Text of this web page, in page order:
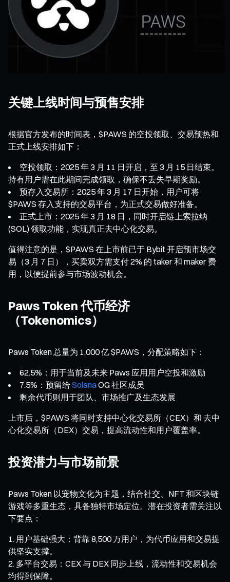
关键上线时间与预售安排
根据官方发布的时间表，$PAWS 的空投领取、交易预热和
正式上线安排如下：
空投领取：2025 年 3 月 11 日开启，至 3 月 15 日结束。
持有用户需在此期间完成领取，确保不丢失早期奖励。
预存入交易所：2025 年 3 月 17 日开始，用户可将
$PAWS 存入支持的交易平台，为正式交易做好准备。
正式上市：2025 年 3 月 18 日，同时开启链上索拉纳
(SOL) 领取功能，实现真正去中心化交易。
值得注意的是，$PAWS 在上市前已于 Bybit 开启预市场交
易（3 月 7 日），买卖双方需支付 2% 的 taker 和 maker 费
用，以便提前参与市场波动机会。
Paws Token 代币经济
（Tokenomics）
Paws Token 总量为 1,000 亿 $PAWS，分配策略如下：
62.5%：用于当前及未来 Paws 应用用户空投和激励
7.5%：预留给SolanaOG 社区成员
剩余代币则用于团队、市场推广及生态发展
上市后，$PAWS 将同时支持中心化交易所（CEX）和 去中
心化交易所（DEX）交易，提高流动性和用户覆盖率。
投资潜力与市场前景
Paws Token 以宠物文化为主题，结合社交、NFT 和区块链
游戏等多重生态，具备独特市场定位。潜在投资者需关注以
下要点：
用户基础强大：背靠 8,500 万用户，为代币应用和交易提
供坚实支撑。
多平台交易：CEX 与 DEX 同步上线，流动性和交易机会
均得到保障。